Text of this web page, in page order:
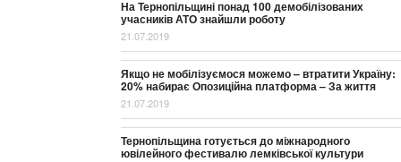
На Тернопільщині понад 100 демобілізованих
учасників АТО знайшли роботу
21.07.2019
Якщо не мобілізуємося можемо – втратити Україну:
20% набирає Опозиційна платформа – За життя
21.07.2019
Тернопільщина готується до міжнародного
ювілейного фестивалю лемківської культури